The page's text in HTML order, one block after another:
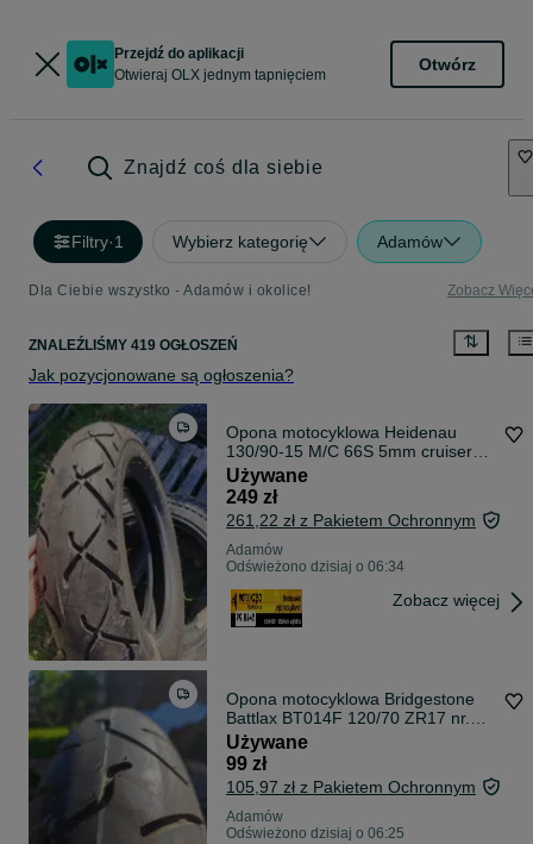
Przejdź do aplikacji
Otwieraj OLX jednym tapnięciem
Otwórz
Znajdź coś dla siebie
Filtry·1 Wybierz kategorię Adamów
Dla Ciebie wszystko - Adamów i okolice! Zobacz
ZNALEŹLIŚMY 419 OGŁOSZEŃ
Jak pozycjonowane są ogłoszenia?
Opona motocyklowa Heidenau
130/90-15 M/C 66S 5mm cruiser
chopper nr. 214
Używane
249 zł
261,22 zł z Pakietem Ochronnym
Adamów
Odświeżono dzisiaj o 06:34
Zobacz więcej
Opona motocyklowa Bridgestone
Battlax BT014F 120/70 ZR17 nr.
213
Używane
99 zł
105,97 zł z Pakietem Ochronnym
Adamów
Odświeżono dzisiaj o 06:25